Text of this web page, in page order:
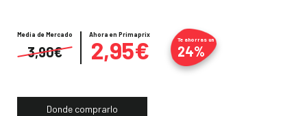
Precio
Media de Mercado
3,90€
Ahora en Primaprix
2,95€ Te ahorras un
24%
Donde comprarlo